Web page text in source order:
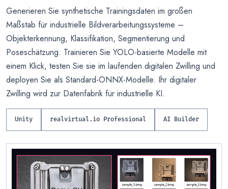
Generieren Sie synthetische Trainingsdaten im großen
Maßstab für industrielle Bildverarbeitungssysteme –
Objekterkennung, Klassifikation, Segmentierung und
Poseschätzung. Trainieren Sie YOLO-basierte Modelle mit
einem Klick, testen Sie sie im laufenden digitalen Zwilling und
deployen Sie als Standard-ONNX-Modelle. Ihr digitaler
Zwilling wird zur Datenfabrik für industrielle KI.
Unity realvirtual.io Professional AI Builder